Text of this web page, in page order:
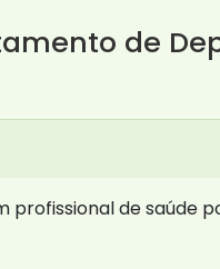
de
de saúde